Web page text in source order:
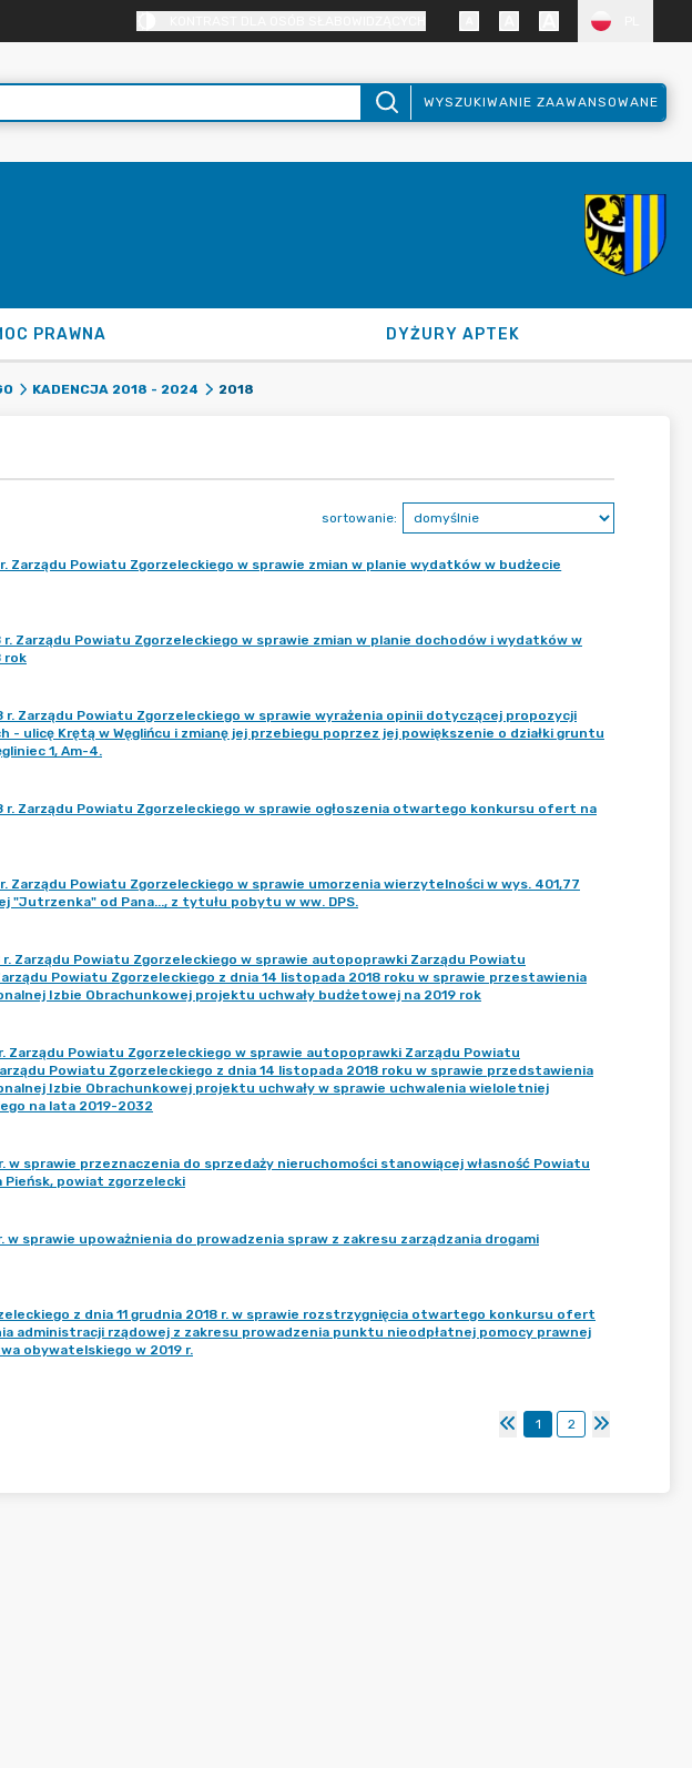
WYSZUKIWANIE ZAAWANSOWANE
PRAWNA DYŻURY APTEK
KADENCJA 2018 - 2024 2018
sortowanie:
r. Zarządu Powiatu Zgorzeleckiego w sprawie zmian w planie wydatków w budżecie
r. Zarządu Powiatu Zgorzeleckiego w sprawie zmian w planie dochodów i wydatków w
rok
r. Zarządu Powiatu Zgorzeleckiego w sprawie wyrażenia opinii dotyczącej propozycji
- ulicę Krętą w Węglińcu i zmianę jej przebiegu poprzez jej powiększenie o działki gruntu
1, Am-4.
r. Zarządu Powiatu Zgorzeleckiego w sprawie ogłoszenia otwartego konkursu ofert na
r. Zarządu Powiatu Zgorzeleckiego w sprawie umorzenia wierzytelności w wys. 401,77
"Jutrzenka" od Pana..., z tytułu pobytu w ww. DPS.
r. Zarządu Powiatu Zgorzeleckiego w sprawie autopoprawki Zarządu Powiatu
Powiatu Zgorzeleckiego z dnia 14 listopada 2018 roku w sprawie przestawienia
Izbie Obrachunkowej projektu uchwały budżetowej na 2019 rok
r. Zarządu Powiatu Zgorzeleckiego w sprawie autopoprawki Zarządu Powiatu
Powiatu Zgorzeleckiego z dnia 14 listopada 2018 roku w sprawie przedstawienia
Izbie Obrachunkowej projektu uchwały w sprawie uchwalenia wieloletniej
na lata 2019-2032
w sprawie przeznaczenia do sprzedaży nieruchomości stanowiącej własność Powiatu
Pieńsk, powiat zgorzelecki
w sprawie upoważnienia do prowadzenia spraw z zakresu zarządzania drogami
z dnia 11 grudnia 2018 r. w sprawie rozstrzygnięcia otwartego konkursu ofert
administracji rządowej z zakresu prowadzenia punktu nieodpłatnej pomocy prawnej
obywatelskiego w 2019 r.
1 2